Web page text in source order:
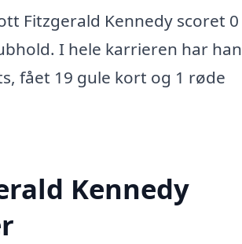
Fitzgerald Kennedy scoret 0
I hele karrieren har han
fået 19 gule kort og 1 røde
Kennedy